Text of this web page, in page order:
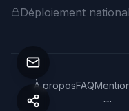
Déploiement national
À proposFAQ
Plan